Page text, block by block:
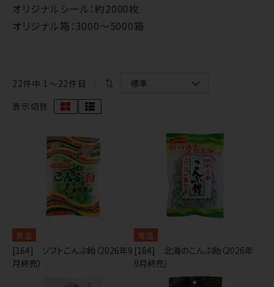
オリジナルシール：約2000枚
オリジナル箱：3000～5000箱
22件中 1〜22件目
表示切替
常温
[164] ソフトこんぶ飴（2026年9
月終売）
常温
[164] 北海のこんぶ飴（2026年
9月終売）